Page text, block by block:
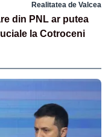
Realitatea de Valcea
din PNL ar putea
la Cotroceni